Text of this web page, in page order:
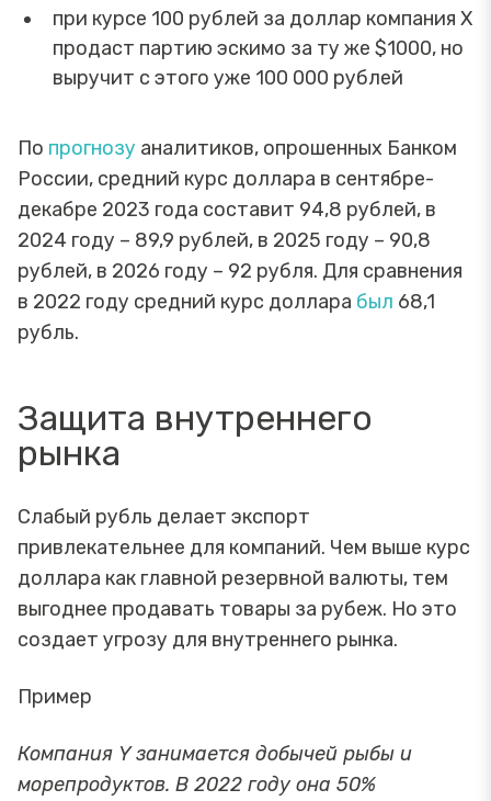
при курсе 100 рублей за доллар компания Х
продаст партию эскимо за ту же $1000, но
выручит с этого уже 100 000 рублей
По прогнозу аналитиков, опрошенных Банком
России, средний курс доллара в сентябре-
декабре 2023 года составит 94,8 рублей, в
2024 году – 89,9 рублей, в 2025 году – 90,8
рублей, в 2026 году – 92 рубля. Для сравнения
в 2022 году средний курс доллара был 68,1
рубль.
Защита внутреннего
рынка
Слабый рубль делает экспорт
привлекательнее для компаний. Чем выше курс
доллара как главной резервной валюты, тем
выгоднее продавать товары за рубеж. Но это
создает угрозу для внутреннего рынка.
Пример
Компания Y занимается добычей рыбы и
морепродуктов. В 2022 году она 50%